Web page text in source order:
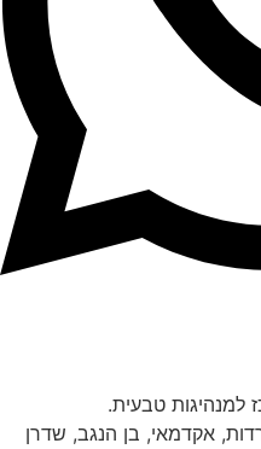
למנהיגות טבעית.
אקדמאי, בן הנגב, שדרן